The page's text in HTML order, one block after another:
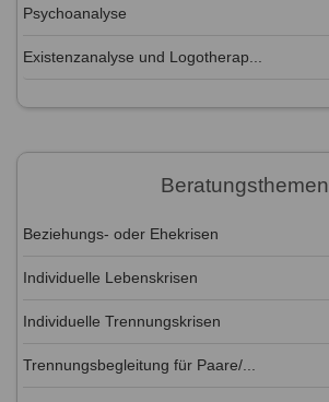
Psychoanalyse
Existenzanalyse und Logotherap...
Beratungsthemen
Beziehungs- oder Ehekrisen
Individuelle Lebenskrisen
Individuelle Trennungskrisen
Trennungsbegleitung für Paare/...